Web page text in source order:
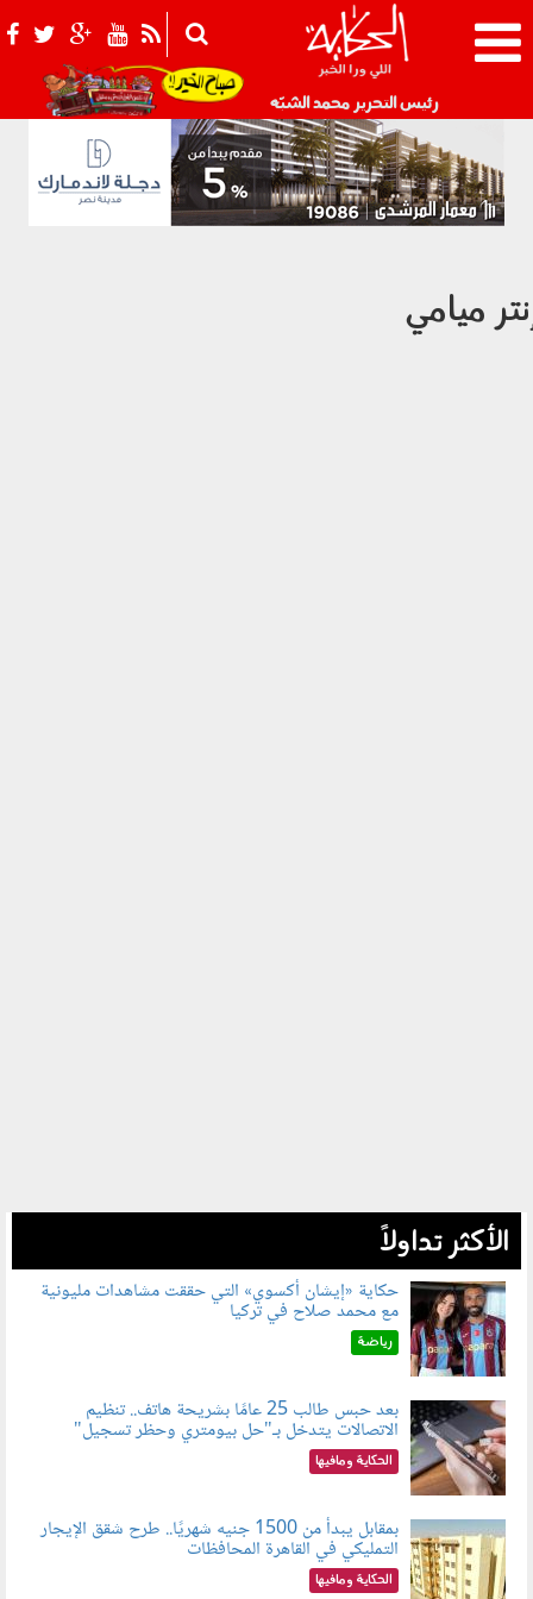
رئيس التحرير محمد الشبّه 021_2.png
ميامي
الأكثر تداولاً
080802.jpg
حكاية «إيشان أكسوي» التي حققت مشاهدات مليونية
مع محمد صلاح في تركيا
رياضة
080803.jpg
بعد حبس طالب 25 عامًا بشريحة هاتف.. تنظيم
الاتصالات يتدخل بـ"حل بيومتري وحظر تسجيل"
الحكاية ومافيها
080801.jpg
بمقابل يبدأ من 1500 جنيه شهريًا.. طرح شقق الإيجار
التمليكي في القاهرة المحافظات
الحكاية ومافيها